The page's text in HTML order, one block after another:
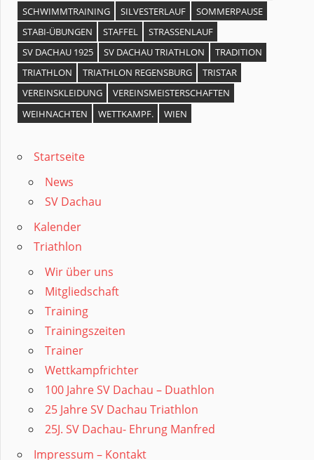
SCHWIMMTRAINING
SILVESTERLAUF
SOMMERPAUSE
STABI-ÜBUNGEN
STAFFEL
STRASSENLAUF
SV DACHAU 1925
SV DACHAU TRIATHLON
TRADITION
TRIATHLON
TRIATHLON REGENSBURG
TRISTAR
VEREINSKLEIDUNG
VEREINSMEISTERSCHAFTEN
WEIHNACHTEN
WETTKAMPF. WIEN
Startseite
News
SV Dachau
Kalender
Triathlon
Wir über uns
Mitgliedschaft
Training
Trainingszeiten
Trainer
Wettkampfrichter
100 Jahre SV Dachau – Duathlon
25 Jahre SV Dachau Triathlon
25J. SV Dachau- Ehrung Manfred
Impressum – Kontakt